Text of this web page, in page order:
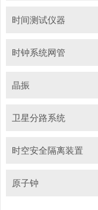
时间测试仪器
时钟系统网管
晶振
卫星分路系统
时空安全隔离装置
原子钟